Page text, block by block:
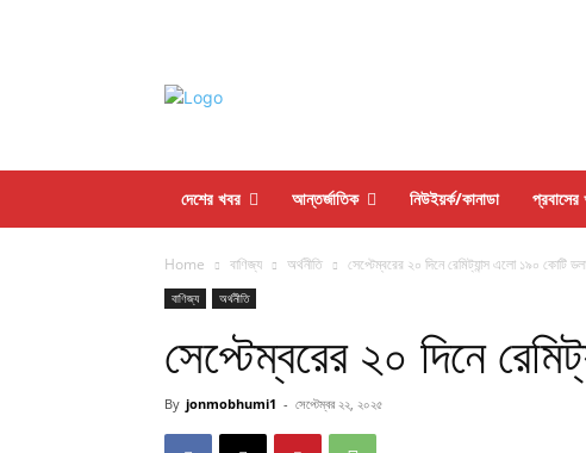
দেশের খবর আন্তর্জাতিক নিউইয়র্ক/কানাডা প্রবাসের
Home বাণিজ্য অর্থনীতি সেপ্টেম্বরের ২০ দিনে রেমিট্যান্স এলো ১৯০ কোটি
বাণিজ্য অর্থনীতি
সেপ্টেম্বরের ২০ দিনে
By jonmobhumi1 - সেপ্টেম্বর ২২, ২০২৫